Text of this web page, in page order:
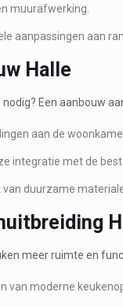
muurafwerking.
aanpassingen aan
Halle
Een aanbouw
aan de
integratie met de
van duurzame
meer ruimte en
van moderne